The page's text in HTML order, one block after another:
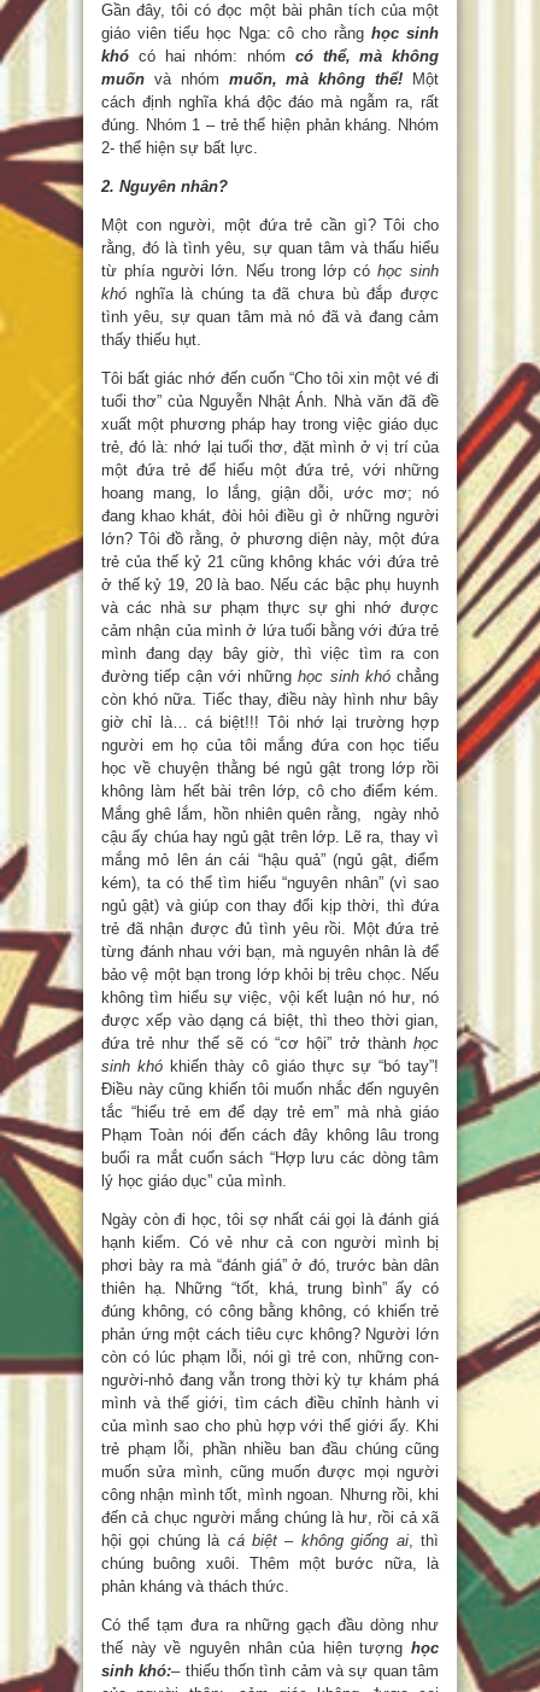
Gần đây, tôi có đọc một bài phân tích của một
giáo viên tiểu học Nga: cô cho rằnghọc sinh
khó có hai nhóm: nhóm có thể, mà không
muốn và nhóm muốn, mà không thể! Một
cách định nghĩa khá độc đáo mà ngẫm ra, rất
đúng. Nhóm 1 – trẻ thể hiện phản kháng. Nhóm
2- thể hiện sự bất lực.
2. Nguyên nhân?
Một con người, một đứa trẻ cần gì? Tôi cho
rằng, đó là tình yêu, sự quan tâm và thấu hiểu
từ phía người lớn. Nếu trong lớp có học sinh
khó nghĩa là chúng ta đã chưa bù đắp được
tình yêu, sự quan tâm mà nó đã và đang cảm
thấy thiếu hụt.
Tôi bất giác nhớ đến cuốn “Cho tôi xin một vé đi
tuổi thơ” của Nguyễn Nhật Ánh. Nhà văn đã đề
xuất một phương pháp hay trong việc giáo dục
trẻ, đó là: nhớ lại tuổi thơ, đặt mình ở vị trí của
một đứa trẻ để hiểu một đứa trẻ, với những
hoang mang, lo lắng, giận dỗi, ước mơ; nó
đang khao khát, đòi hỏi điều gì ở những người
lớn? Tôi đồ rằng, ở phương diện này, một đứa
trẻ của thế kỷ 21 cũng không khác với đứa trẻ
ở thế kỷ 19, 20 là bao. Nếu các bậc phụ huynh
và các nhà sư phạm thực sự ghi nhớ được
cảm nhận của mình ở lứa tuổi bằng với đứa trẻ
mình đang dạy bây giờ, thì việc tìm ra con
đường tiếp cận với nhữnghọc sinh khóchẳng
còn khó nữa. Tiếc thay, điều này hình như bây
giờ chỉ là… cá biệt!!! Tôi nhớ lại trường hợp
người em họ của tôi mắng đứa con học tiểu
học về chuyện thằng bé ngủ gật trong lớp rồi
không làm hết bài trên lớp, cô cho điểm kém.
Mắng ghê lắm, hồn nhiên quên rằng, ngày nhỏ
cậu ấy chúa hay ngủ gật trên lớp. Lẽ ra, thay vì
mắng mỏ lên án cái “hậu quả” (ngủ gật, điểm
kém), ta có thể tìm hiểu “nguyên nhân” (vì sao
ngủ gật) và giúp con thay đổi kịp thời, thì đứa
trẻ đã nhận được đủ tình yêu rồi. Một đứa trẻ
từng đánh nhau với bạn, mà nguyên nhân là để
bảo vệ một bạn trong lớp khỏi bị trêu chọc. Nếu
không tìm hiểu sự việc, vội kết luận nó hư, nó
được xếp vào dạng cá biệt, thì theo thời gian,
đứa trẻ như thế sẽ có “cơ hội” trở thành học
sinh khó khiến thày cô giáo thực sự “bó tay”!
Điều này cũng khiến tôi muốn nhắc đến nguyên
tắc “hiểu trẻ em để dạy trẻ em” mà nhà giáo
Phạm Toàn nói đến cách đây không lâu trong
buổi ra mắt cuốn sách “Hợp lưu các dòng tâm
lý học giáo dục” của mình.
Ngày còn đi học, tôi sợ nhất cái gọi là đánh giá
hạnh kiểm. Có vẻ như cả con người mình bị
phơi bày ra mà “đánh giá” ở đó, trước bàn dân
thiên hạ. Những “tốt, khá, trung bình” ấy có
đúng không, có công bằng không, có khiến trẻ
phản ứng một cách tiêu cực không? Người lớn
còn có lúc phạm lỗi, nói gì trẻ con, những con-
người-nhỏ đang vẫn trong thời kỳ tự khám phá
mình và thế giới, tìm cách điều chỉnh hành vi
của mình sao cho phù hợp với thế giới ấy. Khi
trẻ phạm lỗi, phần nhiều ban đầu chúng cũng
muốn sửa mình, cũng muốn được mọi người
công nhận mình tốt, mình ngoan. Nhưng rồi, khi
đến cả chục người mắng chúng là hư, rồi cả xã
hội gọi chúng là cá biệt – không giống ai, thì
chúng buông xuôi. Thêm một bước nữa, là
phản kháng và thách thức.
Có thể tạm đưa ra những gạch đầu dòng như
thế này về nguyên nhân của hiện tượng học
sinh khó:– thiếu thốn tình cảm và sự quan tâm